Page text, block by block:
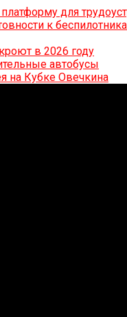
для
к
в 2026 году
автобусы
на Кубке Овечкина